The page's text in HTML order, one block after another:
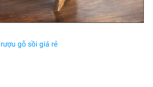
gỗ sồi giá rẻ